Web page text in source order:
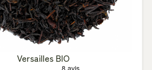
Versailles BIO